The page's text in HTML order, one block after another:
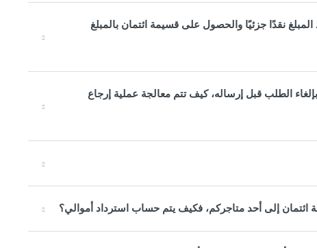
نقدًا جزئيًا والحصول على قسيمة ائتمان بالمبلغ
الطلب قبل إرساله، كيف تتم معالجة عملية إرجاع
ائتمان إلى أحد متاجركم، فكيف يتم حساب استرداد أموالي؟